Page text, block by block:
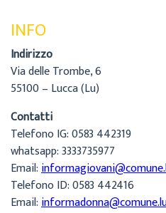
INFO
Indirizzo
Via delle Trombe, 6
55100 – Lucca (Lu)
Contatti
Telefono IG: 0583 442319
whatsapp: 3333735977
Email:
Telefono ID: 0583 442416
Email: